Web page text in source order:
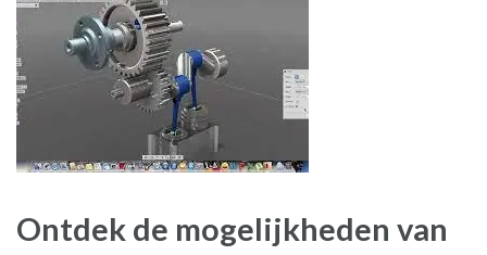
Ontdek de mogelijkheden van